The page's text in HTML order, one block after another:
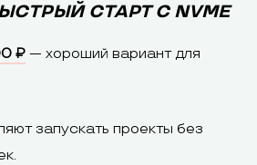
СТАРТ С NVME
₽ — хороший вариант для
запускать проекты без